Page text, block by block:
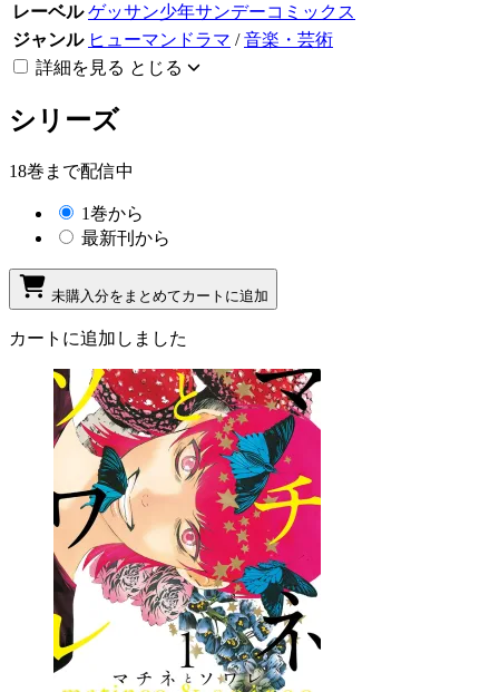
レーベル ゲッサン少年サンデーコミックス
ジャンル ヒューマンドラマ /音楽・芸術
詳細を見る とじる
シリーズ
18巻まで配信中
1巻から
最新刊から
未購入分をまとめてカートに追加
カートに追加しました